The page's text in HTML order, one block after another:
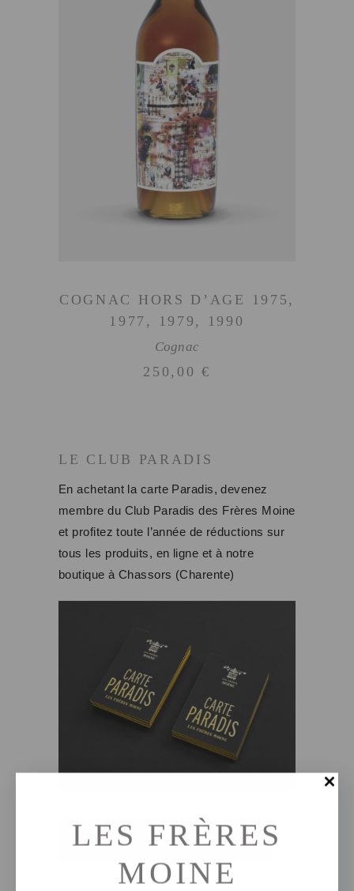
AJOUTER AU PANIER
COGNAC HORS D’AGE 1975,
1977, 1979, 1990
Cognac
250,00€
LE CLUB PARADIS
En achetant la carte Paradis, devenez
membre du Club Paradis des Frères Moine
et profitez toute l’année de réductions sur
tous les produits, en ligne et à notre
boutique à Chassors (Charente)
CONNEXION À MON COMPTE
LES FRÈRES
MOINE